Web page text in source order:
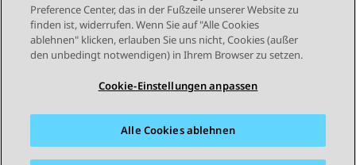
STAY CONNECTED
Sitemap Nutzungsbedingungen
Datenschutz
Preference Center, das in der Fußzeile unserer Website zu
finden ist, widerrufen. Wenn Sie auf "Alle Cookies
ablehnen" klicken, erlauben Sie uns nicht, Cookies (außer
den unbedingt notwendigen) in Ihrem Browser zu setzen.
Cookie-Einstellungen anpassen
Alle Cookies ablehnen